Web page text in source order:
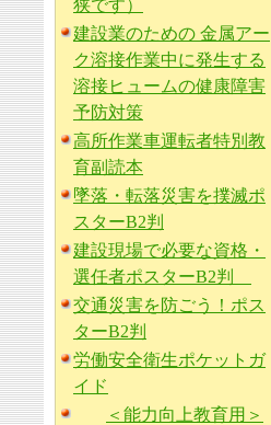
狭です）
建設業のための 金属アー
ク溶接作業中に発生する
溶接ヒュームの健康障害
予防対策
高所作業車運転者特別教
育副読本
墜落・転落災害を撲滅ポ
スターB2判
建設現場で必要な資格・
選任者ポスターB2判
交通災害を防ごう！ポス
ターB2判
労働安全衛生ポケットガ
イド
＜能力向上教育用＞